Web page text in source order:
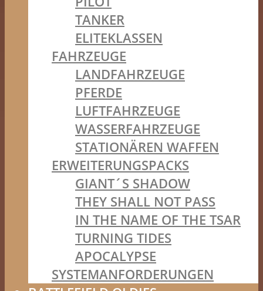
TANKER
ELITEKLASSEN
FAHRZEUGE
LANDFAHRZEUGE
PFERDE
LUFTFAHRZEUGE
WASSERFAHRZEUGE
STATIONÄREN WAFFEN
ERWEITERUNGSPACKS
GIANT´S SHADOW
THEY SHALL NOT PASS
IN THE NAME OF THE TSAR
TURNING TIDES
APOCALYPSE
SYSTEMANFORDERUNGEN